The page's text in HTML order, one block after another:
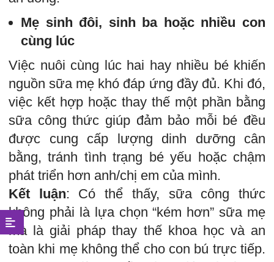
Mẹ sinh đôi, sinh ba hoặc nhiều con
cùng lúc
Việc nuôi cùng lúc hai hay nhiều bé khiến
nguồn sữa mẹ khó đáp ứng đầy đủ. Khi đó,
việc kết hợp hoặc thay thế một phần bằng
sữa công thức giúp đảm bảo mỗi bé đều
được cung cấp lượng dinh dưỡng cân
bằng, tránh tình trạng bé yếu hoặc chậm
phát triển hơn anh/chị em của mình.
Kết luận: Có thể thấy, sữa công thức
không phải là lựa chọn “kém hơn” sữa mẹ
mà là giải pháp thay thế khoa học và an
toàn khi mẹ không thể cho con bú trực tiếp.